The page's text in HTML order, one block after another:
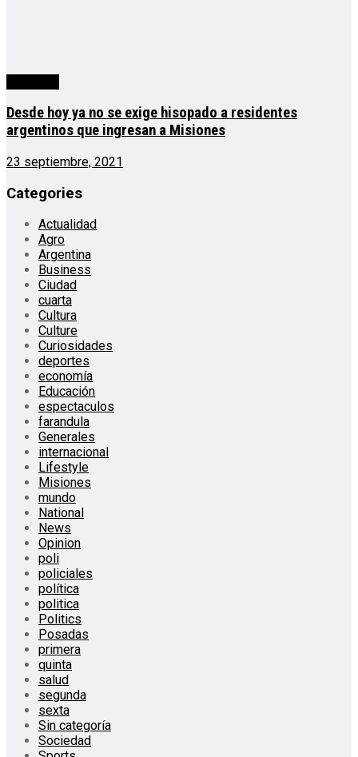
Desde hoy ya no se exige hisopado a residentes
argentinos que ingresan a Misiones
23 septiembre, 2021
Categories
Actualidad
Agro
Argentina
Business
Ciudad
cuarta
Cultura
Culture
Curiosidades
deportes
economía
Educación
espectaculos
farandula
Generales
internacional
Lifestyle
Misiones
mundo
National
News
Opinion
poli
policiales
política
politica
Politics
Posadas
primera
quinta
salud
segunda
sexta
Sin categoría
Sociedad